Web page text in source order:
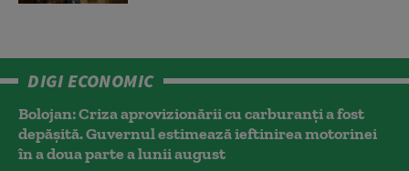
DIGI ECONOMIC
Bolojan: Criza aprovizionării cu carburanți a fost
depășită. Guvernul estimează ieftinirea motorinei
în a doua parte a lunii august